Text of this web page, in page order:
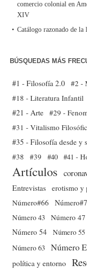
comercio colonial en
XIV
Catálogo razonado de la
BÚSQUEDAS MÁS
#1 - Filosofía 2.0 #2 -
#18 - Literatura Infantil
#21 - Arte #29 -
#31 - Vitalismo
#35 - Filosofía desde y
#38
#39 #40 #41 -
Artículos
Entrevistas erotismo y
Número#66
Número 43 Número 47
Número 54 Número 55
Número 63 Número
política y entorno